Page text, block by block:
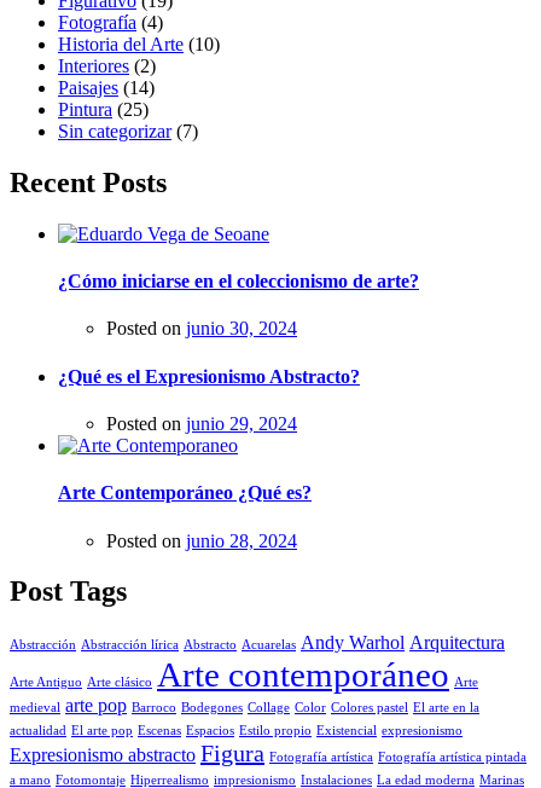
Fotografía (4)
Historia del Arte (10)
Interiores (2)
Paisajes (14)
Pintura (25)
Sin categorizar(7)
Recent Posts
¿Cómo iniciarse en el coleccionismo de arte?
Posted on junio 30, 2024
¿Qué es el Expresionismo Abstracto?
Posted on junio 29, 2024
Arte Contemporáneo ¿Qué es?
Posted on junio 28, 2024
Post Tags
Abstracción Abstracción lírica Abstracto Acuarelas Andy Warhol Arquitectura
Arte Antiguo Arte clásico Arte contemporáneo Arte
medieval arte pop Barroco Bodegones Collage Color Colores pastel El arte en la
actualidad El arte pop Escenas Espacios Estilo propio Existencial expresionismo
Expresionismo abstracto Figura Fotografía artística Fotografía artística pintada
a mano Fotomontaje Hiperrealismo impresionismo Instalaciones La edad moderna Marinas